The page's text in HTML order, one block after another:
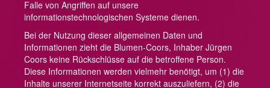
Falle von Angriffen auf unsere
informationstechnologischen Systeme dienen.
Bei der Nutzung dieser allgemeinen Daten und
Informationen zieht die Blumen-Coors, Inhaber Jürgen
Coors keine Rückschlüsse auf die betroffene Person.
Diese Informationen werden vielmehr benötigt, um (1) die
Inhalte unserer Internetseite korrekt auszuliefern, (2) die